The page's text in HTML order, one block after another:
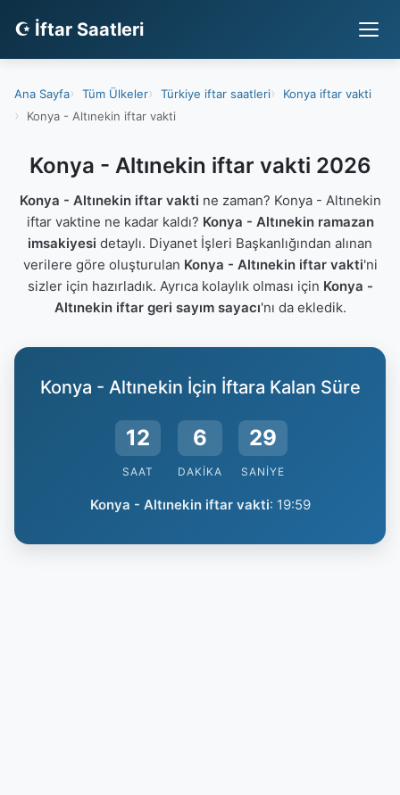
☪ İftar Saatleri
Ana Sayfa Tüm Ülkeler Türkiye iftar saatleri
Konya iftar vakti
Konya - Altınekin iftar vakti
Konya - Altınekin iftar vakti 2026
Konya - Altınekin iftar vakti ne zaman? Konya - Altınekin
iftar vaktine ne kadar kaldı? Konya - Altınekin ramazan
imsakiyesi detaylı. Diyanet İşleri Başkanlığından alınan
verilere göre oluşturulan Konya - Altınekin iftar vakti'ni
sizler için hazırladık. Ayrıca kolaylık olması için Konya -
Altınekin iftar geri sayım sayacı'nı da ekledik.
Konya - Altınekin İçin İftara Kalan Süre
12
SAAT
6
DAKIKA
29
SANIYE
Konya - Altınekin iftar vakti: 19:59